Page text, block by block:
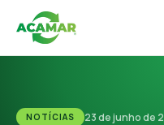
NOTÍCIAS 23 de junho de